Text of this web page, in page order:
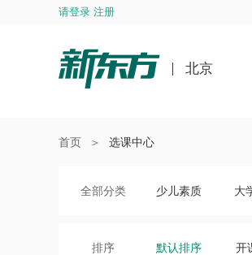
请登录 注册
北京
首页 ＞ 选课中心
全部分类 少儿素质 大
排序 默认排序 开